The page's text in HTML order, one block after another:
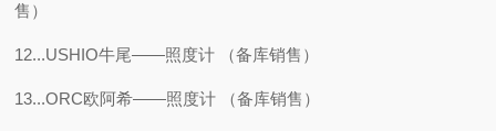
售）
12...USHIO牛尾——照度计 （备库销售）
13...ORC欧阿希——照度计 （备库销售）